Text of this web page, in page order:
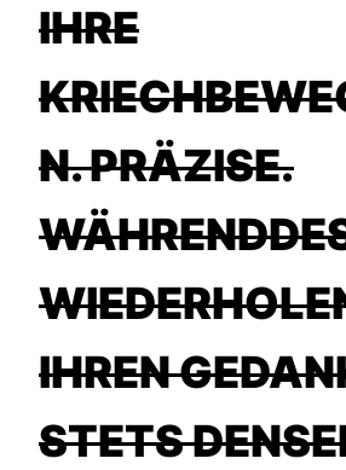
IHRE
N. PRÄZISE.
IHREN
STETS